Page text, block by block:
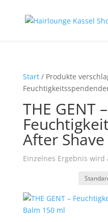
Start/ Produkte
THE GENT –
After
Einzelnes Ergebnis wird